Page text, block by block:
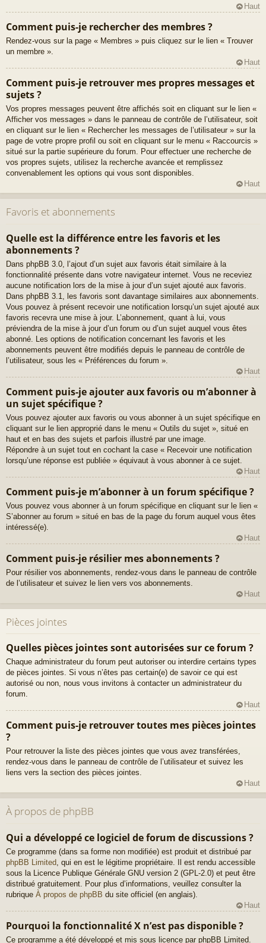
Haut
Comment puis-je rechercher des membres ?
Rendez-vous sur la page « Membres » puis cliquez sur le lien « Trouver
un membre ».
Haut
Comment puis-je retrouver mes propres messages et
sujets ?
Vos propres messages peuvent être affichés soit en cliquant sur le lien «
Afficher vos messages » dans le panneau de contrôle de l’utilisateur, soit
en cliquant sur le lien « Rechercher les messages de l’utilisateur » sur la
page de votre propre profil ou soit en cliquant sur le menu « Raccourcis »
situé sur la partie supérieure du forum. Pour effectuer une recherche de
vos propres sujets, utilisez la recherche avancée et remplissez
convenablement les options qui vous sont disponibles.
Haut
Favoris et abonnements
Quelle est la différence entre les favoris et les
abonnements ?
Dans phpBB 3.0, l’ajout d’un sujet aux favoris était similaire à la
fonctionnalité présente dans votre navigateur internet. Vous ne receviez
aucune notification lors de la mise à jour d’un sujet ajouté aux favoris.
Dans phpBB 3.1, les favoris sont davantage similaires aux abonnements.
Vous pouvez à présent recevoir une notification lorsqu’un sujet ajouté aux
favoris recevra une mise à jour. L’abonnement, quant à lui, vous
préviendra de la mise à jour d’un forum ou d’un sujet auquel vous êtes
abonné. Les options de notification concernant les favoris et les
abonnements peuvent être modifiés depuis le panneau de contrôle de
l’utilisateur, sous les « Préférences du forum ».
Haut
Comment puis-je ajouter aux favoris ou m’abonner à
un sujet spécifique ?
Vous pouvez ajouter aux favoris ou vous abonner à un sujet spécifique en
cliquant sur le lien approprié dans le menu « Outils du sujet », situé en
haut et en bas des sujets et parfois illustré par une image.
Répondre à un sujet tout en cochant la case « Recevoir une notification
lorsqu’une réponse est publiée » équivaut à vous abonner à ce sujet.
Haut
Comment puis-je m’abonner à un forum spécifique ?
Vous pouvez vous abonner à un forum spécifique en cliquant sur le lien «
S’abonner au forum » situé en bas de la page du forum auquel vous êtes
intéressé(e).
Haut
Comment puis-je résilier mes abonnements ?
Pour résilier vos abonnements, rendez-vous dans le panneau de contrôle
de l’utilisateur et suivez le lien vers vos abonnements.
Haut
Pièces jointes
Quelles pièces jointes sont autorisées sur ce forum ?
Chaque administrateur du forum peut autoriser ou interdire certains types
de pièces jointes. Si vous n’êtes pas certain(e) de savoir ce qui est
autorisé ou non, nous vous invitons à contacter un administrateur du
forum.
Haut
Comment puis-je retrouver toutes mes pièces jointes
?
Pour retrouver la liste des pièces jointes que vous avez transférées,
rendez-vous dans le panneau de contrôle de l’utilisateur et suivez les
liens vers la section des pièces jointes.
Haut
À propos de phpBB
Qui a développé ce logiciel de forum de discussions ?
Ce programme (dans sa forme non modifiée) est produit et distribué par
phpBB Limited , qui en est le légitime propriétaire. Il est rendu accessible
sous la Licence Publique Générale GNU version 2 (GPL-2.0) et peut être
distribué gratuitement. Pour plus d’informations, veuillez consulter la
rubrique À propos de phpBB du site officiel (en anglais).
Haut
Pourquoi la fonctionnalité X n’est pas disponible ?
Ce programme a été développé et mis sous licence par phpBB Limited.